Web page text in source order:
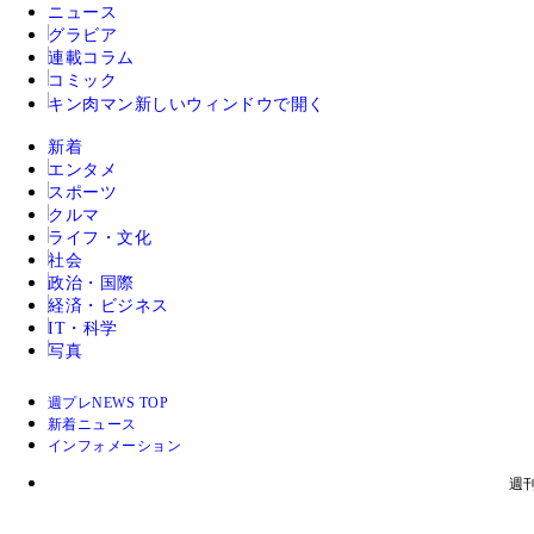
ニュース
グラビア
連載コラム
コミック
キン肉マン 新しいウィンドウで開く
新着
エンタメ
スポーツ
クルマ
ライフ・文化
社会
政治・国際
経済・ビジネス
IT・科学
写真
週プレNEWS TOP
新着ニュース
インフォメーション
週